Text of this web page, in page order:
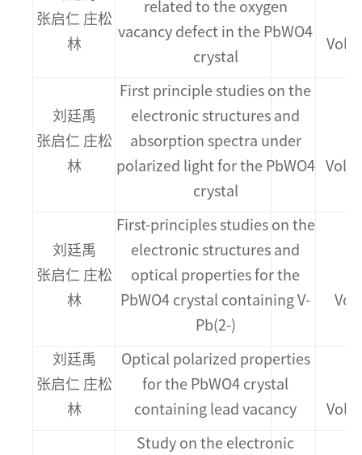
张启仁 庄松
林
related to the oxygen
vacancy defect in the PbWO4
crystal
刘廷禹
张启仁 庄松
林
First principle studies on the
electronic structures and
absorption spectra under
polarized light for the PbWO4
crystal
刘廷禹
张启仁 庄松
林
First-principles studies on the
electronic structures and
optical properties for the
PbWO4 crystal containing V-
Pb(2-)
刘廷禹
张启仁 庄松
林
Optical polarized properties
for the PbWO4 crystal
containing lead vacancy
Study on the electronic